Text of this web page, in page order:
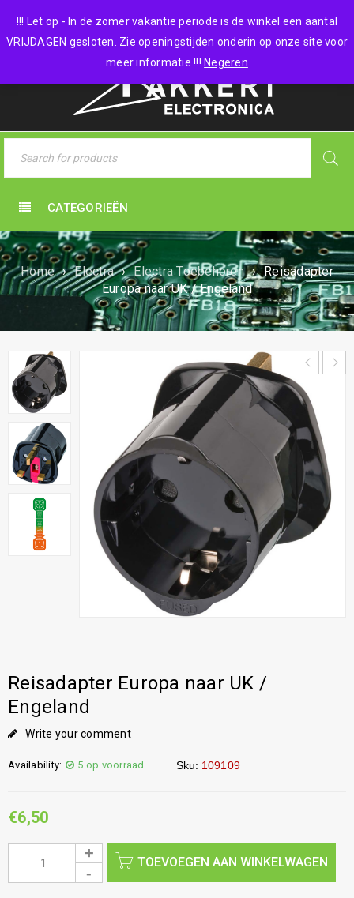
!!! Let op - In de zomer vakantie periode is de winkel een aantal
VRIJDAGEN gesloten. Zie openingstijden onderin op onze site voor
meer informatie !!! Negeren
0 items - €0,00
CATEGORIEËN
Home › Electra › Electra Toebehoren › Reisadapter
Europa naar UK / Engeland
Reisadapter Europa naar UK /
Engeland
Write your comment
Availability: 5 op voorraad Sku: 109109
€6,50
TOEVOEGEN AAN WINKELWAGEN